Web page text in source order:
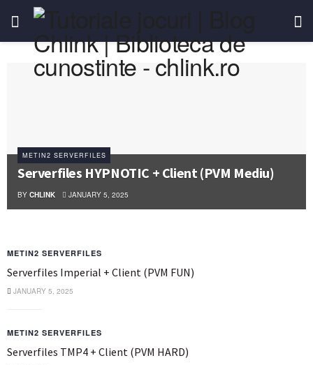
METIN2 SERVERFILES
Serverfiles HYPNOTIC + Client (PVM Mediu)
BY CHLINK JANUARY 5, 2025
METIN2 SERVERFILES
Serverfiles Imperial + Client (PVM FUN)
JANUARY 5, 2025
METIN2 SERVERFILES
Serverfiles TMP4 + Client (PVM HARD)